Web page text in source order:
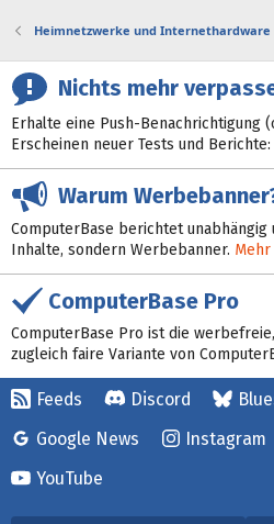
Heimnetzwerke und Internethardware
Nichts mehr
Erhalte eine Push-Benachrichtigung
Erscheinen neuer Tests und Berichte:
Warum
ComputerBase berichtet
Inhalte, sondern Werbebanner.
ComputerBase Pro
ComputerBase Pro ist die
zugleich faire Variante von
Feeds Discord
Google News
Instagram
YouTube